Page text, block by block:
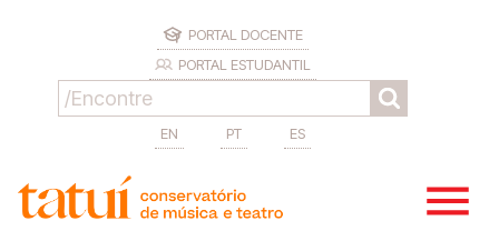
PORTAL DOCENTE
PORTAL ESTUDANTIL
EN PT ES